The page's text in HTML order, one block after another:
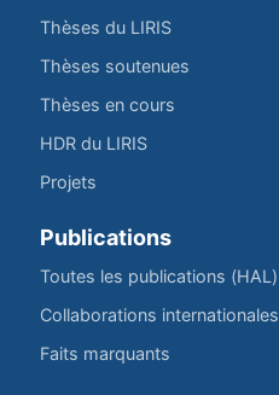
Thèses du LIRIS
Thèses soutenues
Thèses en cours
HDR du LIRIS
Projets
Publications
Toutes les publications (HAL)
Collaborations internationales
Faits marquants